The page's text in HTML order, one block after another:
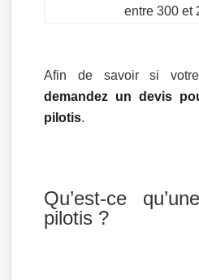
entre 300 et
Afin de savoir si
demandez un devis
pilotis.
Qu’est-ce
pilotis ?